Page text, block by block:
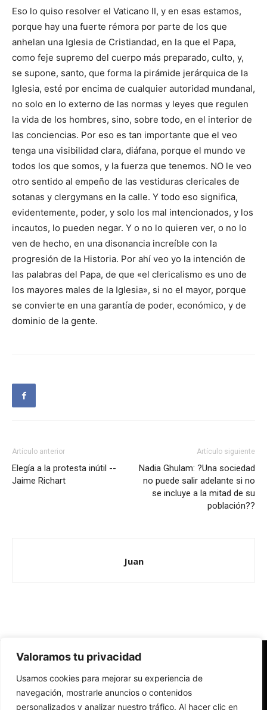
Valoramos tu privacidad
Usamos cookies para mejorar su experiencia de
navegación, mostrarle anuncios o contenidos
personalizados y analizar nuestro tráfico. Al hacer clic en
Eso lo quiso resolver el Vaticano II, y en esas estamos,
porque hay una fuerte rémora por parte de los que
anhelan una Iglesia de Cristiandad, en la que el Papa,
como feje supremo del cuerpo más preparado, culto, y,
se supone, santo, que forma la pirámide jerárquica de la
Iglesia, esté por encima de cualquier autoridad mundanal,
no solo en lo externo de las normas y leyes que regulen
la vida de los hombres, sino, sobre todo, en el interior de
las conciencias. Por eso es tan importante que el veo
tenga una visibilidad clara, diáfana, porque el mundo ve
todos los que somos, y la fuerza que tenemos. NO le veo
otro sentido al empeño de las vestiduras clericales de
sotanas y clergymans en la calle. Y todo eso significa,
evidentemente, poder, y solo los mal intencionados, y los
incautos, lo pueden negar. Y o no lo quieren ver, o no lo
ven de hecho, en una disonancia increíble con la
progresión de la Historia. Por ahí veo yo la intención de
las palabras del Papa, de que «el clericalismo es uno de
los mayores males de la Iglesia», si no el mayor, porque
se convierte en una garantía de poder, económico, y de
dominio de la gente.
Artículo anterior
Elegía a la protesta inútil --
Jaime Richart
Artículo siguiente
Nadia Ghulam: ?Una sociedad
no puede salir adelante si no
se incluye a la mitad de su
población??
Juan
Redes Cristianas
Una mirada alternativa sobre la Iglesia católica y la sociedad
- Colectivos de Redes Cristianas